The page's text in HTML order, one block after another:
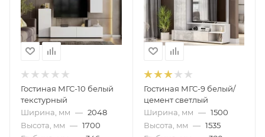
Гостиная МГС-10 белый
текстурный
Ширина, мм — 2048
Высота, мм — 1700
Гостиная МГС-9 белый/
цемент светлый
Ширина, мм — 1500
Высота, мм — 1535